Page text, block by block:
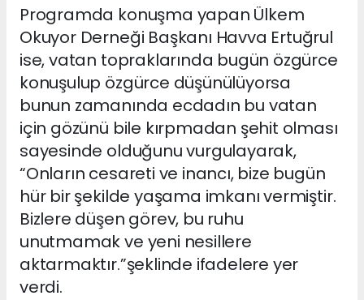
Programda konuşma yapan Ülkem
Okuyor Derneği Başkanı Havva Ertuğrul
ise, vatan topraklarında bugün özgürce
konuşulup özgürce düşünülüyorsa
bunun zamanında ecdadın bu vatan
için gözünü bile kırpmadan şehit olması
sayesinde olduğunu vurgulayarak,
“Onların cesareti ve inancı, bize bugün
hür bir şekilde yaşama imkanı vermiştir.
Bizlere düşen görev, bu ruhu
unutmamak ve yeni nesillere
aktarmaktır.”şeklinde ifadelere yer
verdi.